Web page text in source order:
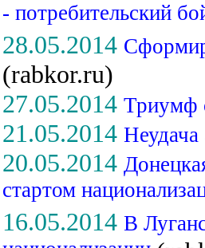
- потребительский
28.05.2014
(rabkor.ru)
27.05.2014 Триумф
21.05.2014
20.05.2014
стартом
16.05.2014 В